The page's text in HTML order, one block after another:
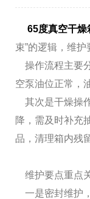
65度真空干燥
束”的逻辑，维
操作流程主要
空泵油位正常，
其次是干燥操
降，需及时补充
品，清理箱内残
维护要点重点
一是密封维护